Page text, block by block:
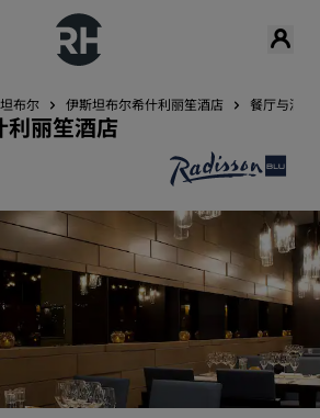
布尔 伊斯坦布尔希什利丽笙酒店 餐厅与酒吧
利丽笙酒店